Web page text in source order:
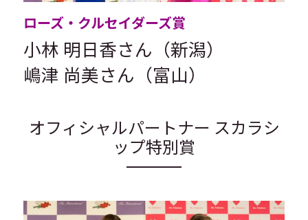
ローズ・クルセイダーズ賞
小林 明日香さん（新潟）
嶋津 尚美さん（富山）
オフィシャルパートナー スカラシ
ップ特別賞